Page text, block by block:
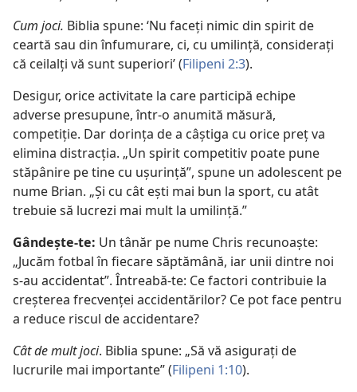
Cum joci. Biblia spune: ‘Nu faceți nimic din spirit de
ceartă sau din înfumurare, ci, cu umilință, considerați
că ceilalți vă sunt superiori’ (Filipeni 2:3).
Desigur, orice activitate la care participă echipe
adverse presupune, într-o anumită măsură,
competiție. Dar dorința de a câștiga cu orice preț va
elimina distracția. „Un spirit competitiv poate pune
stăpânire pe tine cu ușurință”, spune un adolescent pe
nume Brian. „Și cu cât ești mai bun la sport, cu atât
trebuie să lucrezi mai mult la umilință.”
Gândește-te: Un tânăr pe nume Chris recunoaște:
„Jucăm fotbal în fiecare săptămână, iar unii dintre noi
s-au accidentat”. Întreabă-te: Ce factori contribuie la
creșterea frecvenței accidentărilor? Ce pot face pentru
a reduce riscul de accidentare?
Cât de mult joci. Biblia spune: „Să vă asigurați de
lucrurile mai importante” (Filipeni 1:10).